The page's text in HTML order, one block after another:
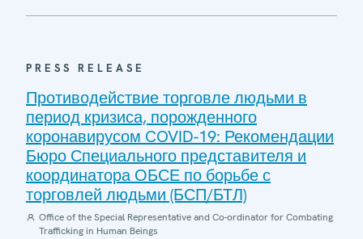
PRESS RELEASE
Противодействие торговле людьми в
период кризиса, порожденного
коронавирусом COVID-19: Рекомендации
Бюро Специального представителя и
координатора ОБСЕ по борьбе с
торговлей людьми (БСП/БТЛ)
Office of the Special Representative and Co-ordinator for Combating
Trafficking in Human Beings